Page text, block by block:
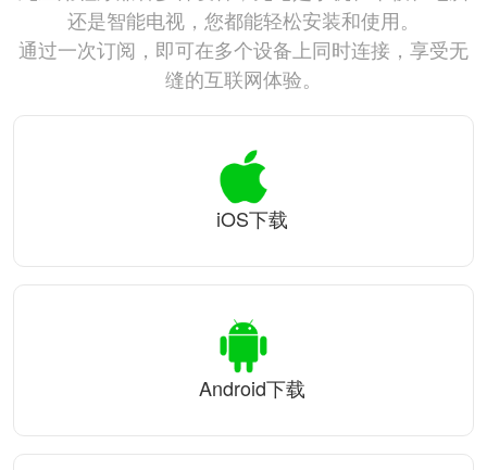
还是智能电视，您都能轻松安装和使用。
通过一次订阅，即可在多个设备上同时连接，享受无
缝的互联网体验。
iOS下载
Android下载